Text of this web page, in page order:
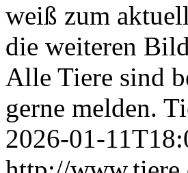
weiß zum
die weiteren
Alle Tiere sind
gerne melden.
2026-01-